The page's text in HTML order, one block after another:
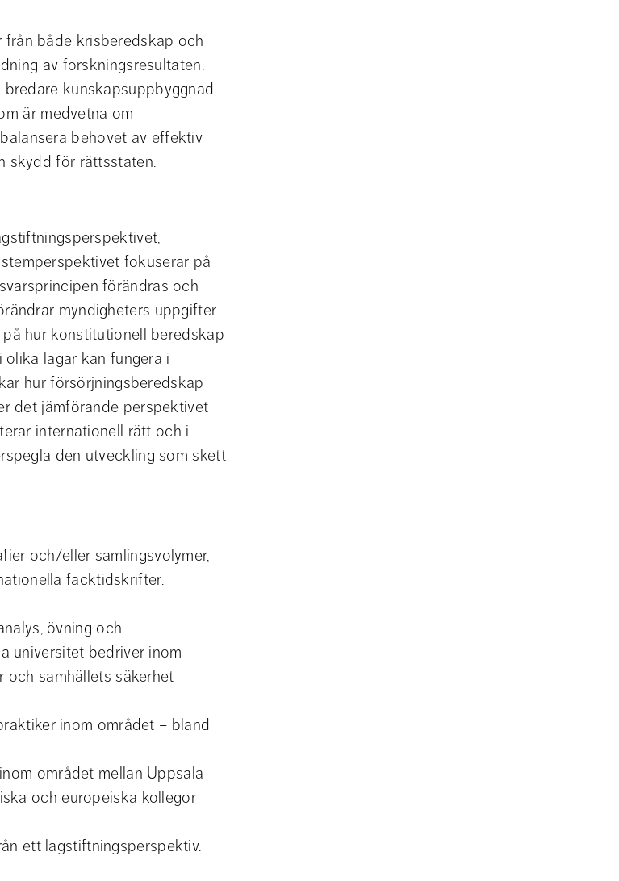
både krisberedskap och
av forskningsresultaten.
kunskapsuppbyggnad.
är medvetna om
behovet av effektiv
skydd för rättsstaten.
fokuserar på
förändras och
myndigheters uppgifter
hur konstitutionell beredskap
lagar kan fungera i
hur försörjningsberedskap
det jämförande perspektivet
internationell rätt och i
den utveckling som skett
och/eller samlingsvolymer,
facktidskrifter.
övning och
universitet bedriver inom
och samhällets säkerhet
inom området – bland
området mellan Uppsala
och europeiska kollegor
ett lagstiftningsperspektiv.